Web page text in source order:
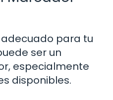
para tu
ser un
especialmente
disponibles.